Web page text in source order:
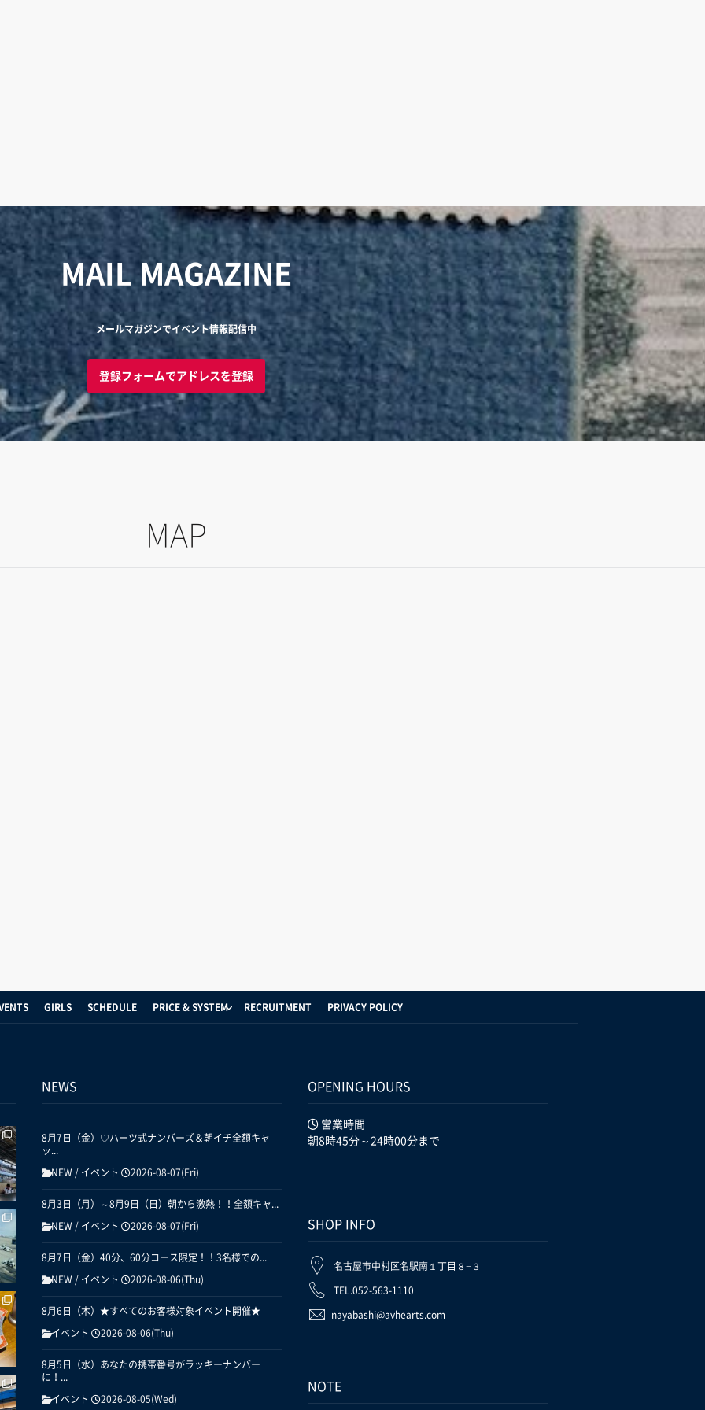
MAIL MAGAZINE
メールマガジンでイベント情報配信中
登録フォームでアドレスを登録
MAP
GIRLS SCHEDULE PRICE & SYSTEM RECRUITMENT PRIVACY POLICY
NEWS
8月7日（金）♡ハーツ式ナンバーズ＆朝イチ全額キャ
ッ...
NEW / イベント 2026-08-07(Fri)
8月3日（月）～8月9日（日）朝から激熱！！全額キャ...
NEW / イベント 2026-08-07(Fri)
8月7日（金）40分、60分コース限定！！3名様での...
NEW / イベント 2026-08-06(Thu)
8月6日（木）★すべてのお客様対象イベント開催★
イベント 2026-08-06(Thu)
8月5日（水）あなたの携帯番号がラッキーナンバー
に！...
イベント 2026-08-05(Wed)
OPENING HOURS
営業時間
朝8時45分～24時00分まで
SHOP INFO
名古屋市中村区名駅南１丁目８−３
TEL.052-563-1110
nayabashi@avhearts.com
NOTE